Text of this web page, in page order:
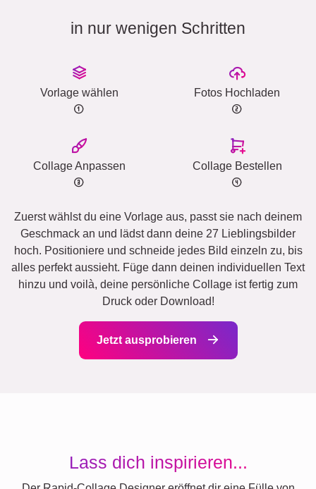
in nur wenigen Schritten
Vorlage wählen Fotos Hochladen
Collage Anpassen Collage Bestellen
Zuerst wählst du eine Vorlage aus, passt sie nach deinem
Geschmack an und lädst dann deine 27 Lieblingsbilder
hoch. Positioniere und schneide jedes Bild einzeln zu, bis
alles perfekt aussieht. Füge dann deinen individuellen Text
hinzu und voilà, deine persönliche Collage ist fertig zum
Druck oder Download!
Jetzt ausprobieren
Lass dich inspirieren...